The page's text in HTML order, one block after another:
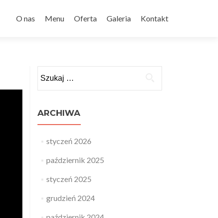
do
O nas Menu Oferta Galeria Kontakt
ARCHIWA
styczeń 2026
październik 2025
styczeń 2025
grudzień 2024